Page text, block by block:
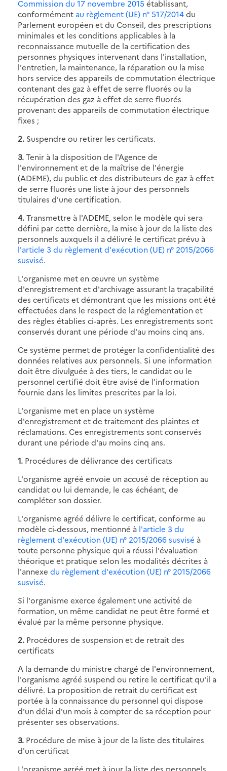
Commission du 17 novembre 2015 établissant,
conformément au règlement (UE) n° 517/2014du
Parlement européen et du Conseil, des prescriptions
minimales et les conditions applicables à la
reconnaissance mutuelle de la certification des
personnes physiques intervenant dans l'installation,
l'entretien, la maintenance, la réparation ou la mise
hors service des appareils de commutation électrique
contenant des gaz à effet de serre fluorés ou la
récupération des gaz à effet de serre fluorés
provenant des appareils de commutation électrique
fixes ;
2. Suspendre ou retirer les certificats.
3.Tenir à la disposition de l'Agence de
l'environnement et de la maîtrise de l'énergie
(ADEME), du public et des distributeurs de gaz à effet
de serre fluorés une liste à jour des personnels
titulaires d'une certification.
4.Transmettre à l'ADEME, selon le modèle qui sera
défini par cette dernière, la mise à jour de la liste des
personnels auxquels il a délivré le certificat prévu à
l'article 3 du règlement d'exécution (UE) n° 2015/2066
susvisé.
L'organisme met en œuvre un système
d'enregistrement et d'archivage assurant la traçabilité
des certificats et démontrant que les missions ont été
effectuées dans le respect de la réglementation et
des règles établies ci-après. Les enregistrements sont
conservés durant une période d'au moins cinq ans.
Ce système permet de protéger la confidentialité des
données relatives aux personnels. Si une information
doit être divulguée à des tiers, le candidat ou le
personnel certifié doit être avisé de l'information
fournie dans les limites prescrites par la loi.
L'organisme met en place un système
d'enregistrement et de traitement des plaintes et
réclamations. Ces enregistrements sont conservés
durant une période d'au moins cinq ans.
1. Procédures de délivrance des certificats
L'organisme agréé envoie un accusé de réception au
candidat ou lui demande, le cas échéant, de
compléter son dossier.
L'organisme agréé délivre le certificat, conforme au
modèle ci-dessous, mentionné à l'article 3 du
règlement d'exécution (UE) n° 2015/2066 susvisé à
toute personne physique qui a réussi l'évaluation
théorique et pratique selon les modalités décrites à
l'annexe du règlement d'exécution (UE) n° 2015/2066
susvisé.
Si l'organisme exerce également une activité de
formation, un même candidat ne peut être formé et
évalué par la même personne physique.
2. Procédures de suspension et de retrait des
certificats
A la demande du ministre chargé de l'environnement,
l'organisme agréé suspend ou retire le certificat qu'il a
délivré. La proposition de retrait du certificat est
portée à la connaissance du personnel qui dispose
d'un délai d'un mois à compter de sa réception pour
présenter ses observations.
3. Procédure de mise à jour de la liste des titulaires
d'un certificat
L'organisme agréé met à jour la liste des personnels